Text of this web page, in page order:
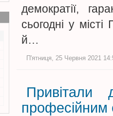
демократії,
сьогодні у
й…
П'ятниця, 25 Червня 2021
Привітали
професійним